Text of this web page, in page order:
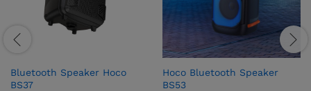
Bluetooth Speaker Hoco
BS37
Hoco Bluetooth Speaker
BS53